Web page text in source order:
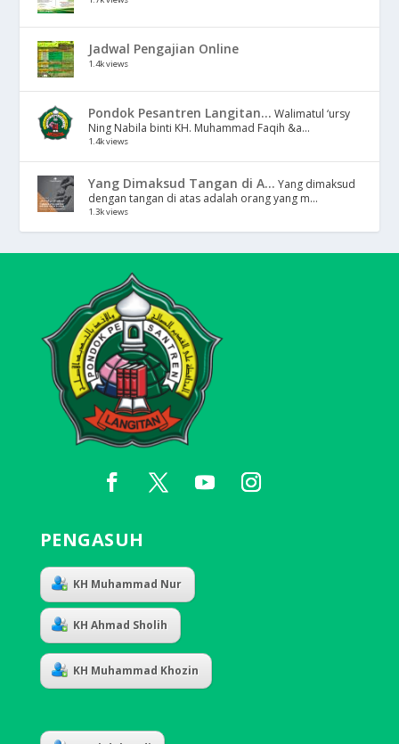
Jadwal Pengajian Online
1.4k views
Pondok Pesantren Langitan... Walimatul ‘ursy
Ning Nabila binti KH. Muhammad Faqih &a...
1.4k views
Yang Dimaksud Tangan di A... Yang dimaksud
dengan tangan di atas adalah orang yang m...
1.3k views
PENGASUH
KH Muhammad Nur
KH Ahmad Sholih
KH Muhammad Khozin